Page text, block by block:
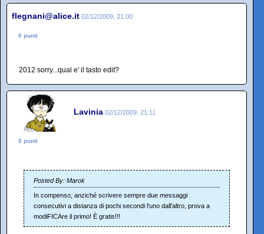
flegnani@alice.it 02/12/2009, 21:00
0 punti
2012 sorry...qual e' il tasto edit?
Lavinia 02/12/2009, 21:11
0 punti
Posted By: Marok
In compenso, anziché scrivere sempre due messaggi
consecutivi a distanza di pochi secondi l'uno dall'altro, prova a
modiFICAre il primo! È gratis!!!